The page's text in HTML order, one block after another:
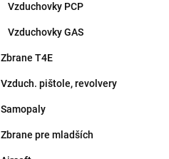
Vzduchovky PCP
Vzduchovky GAS
Zbrane T4E
Vzduch. pištole, revolvery
Samopaly
Zbrane pre mladších